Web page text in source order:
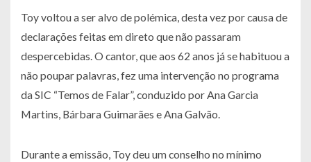
Toy voltou a ser alvo de polémica, desta vez por causa de
declarações feitas em direto que não passaram
despercebidas. O cantor, que aos 62 anos já se habituou a
não poupar palavras, fez uma intervenção no programa
da SIC “Temos de Falar”, conduzido por Ana Garcia
Martins, Bárbara Guimarães e Ana Galvão.
Durante a emissão, Toy deu um conselho no mínimo